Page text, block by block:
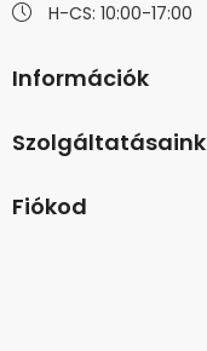
H-CS: 10:00-17:00
Információk
Szolgáltatásaink
Fiókod